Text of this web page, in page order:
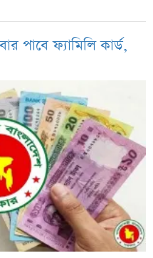
পাবে ফ্যামিলি কার্ড,